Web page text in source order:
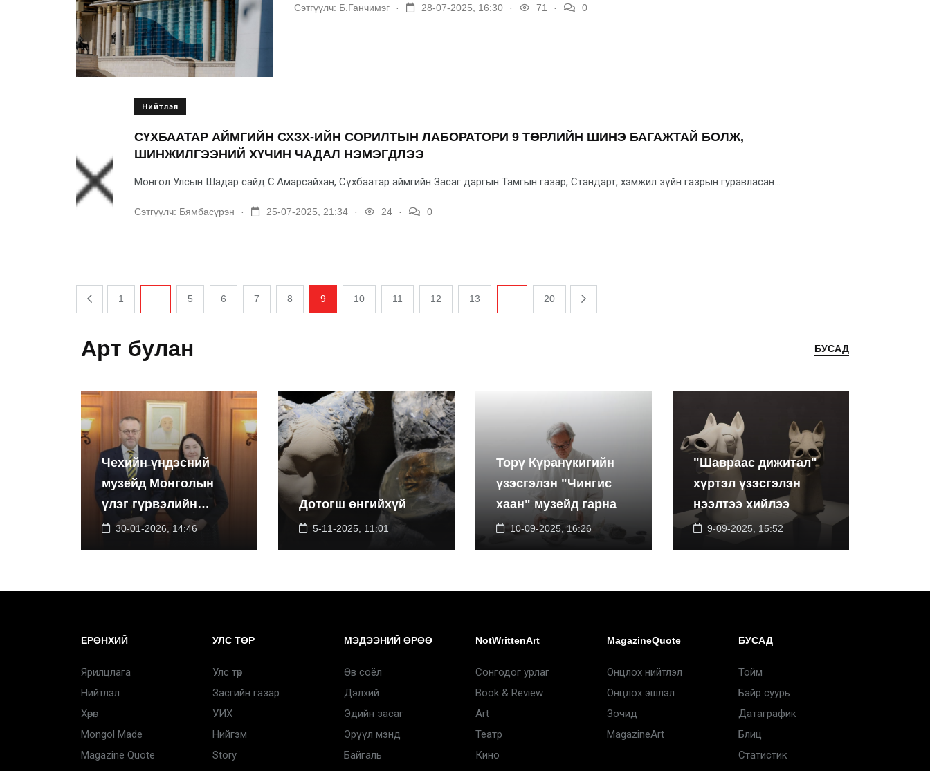
Сэтгүүлч: Б.Ганчимэг 28-07-2025, 16:30 71 0
Нийтлэл
СҮХБААТАР АЙМГИЙН СХЗХ-ИЙН СОРИЛТЫН ЛАБОРАТОРИ 9 ТӨРЛИЙН ШИНЭ БАГАЖТАЙ БОЛЖ,
ШИНЖИЛГЭЭНИЙ ХҮЧИН ЧАДАЛ НЭМЭГДЛЭЭ
Монгол Улсын Шадар сайд С.Амарсайхан, Сүхбаатар аймгийн Засаг даргын Тамгын газар, Стандарт, хэмжил зүйн газрын гуравласан...
Сэтгүүлч: Бямбасүрэн 25-07-2025, 21:34 24 0
1 5 6 7 8 9 10 11 12 13 20
Арт булан БУСАД
Чехийн үндэсний
музейд Монголын
үлэг гүрвэлийн
үзэсгэлэнг дэлгэнэ
30-01-2026, 14:46
Дотогш өнгийхүй
5-11-2025, 11:01
Торү Күранүкигийн
үзэсгэлэн "Чингис
хаан" музейд гарна
10-09-2025, 16:26
"Шавраас дижитал"
хүртэл үзэсгэлэн
нээлтээ хийлээ
9-09-2025, 15:52
ЕРӨНХИЙ
Ярилцлага
Нийтлэл
Хөрөг
Mongol Made
Magazine Quote
УЛС ТӨР
Улс төр
Засгийн газар
УИХ
Нийгэм
Story
МЭДЭЭНИЙ ӨРӨӨ
Өв соёл
Дэлхий
Эдийн засаг
Эрүүл мэнд
Байгаль
NotWrittenArt
Сонгодог урлаг
Book & Review
Art
Театр
Кино
MagazineQuote
Онцлох нийтлэл
Онцлох эшлэл
Зочид
MagazineArt
БУСАД
Тойм
Байр суурь
Датаграфик
Блиц
Статистик